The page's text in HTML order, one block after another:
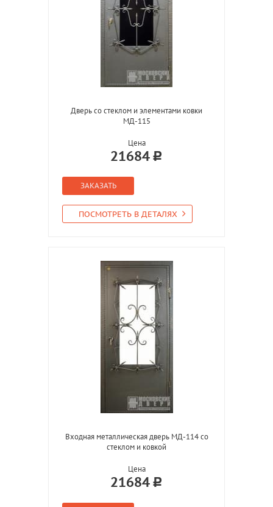
Дверь со стеклом и элементами ковки
МД-115
Цена
21684
ЗАКАЗАТЬ
ПОСМОТРЕТЬ В ДЕТАЛЯХ
Входная металлическая дверь МД-114 со
стеклом и ковкой
Цена
21684